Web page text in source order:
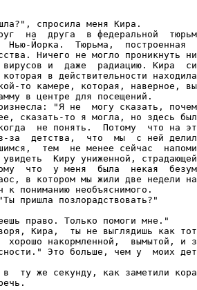
спросила меня Кира.
на  друга  в федеральной
Нью-Йорка.  Тюрьма,
Ничего не могло проникнуть
и  даже  радиацию. Кира
в действительности
то камере, которая, наверное,
в центре для посещений.
"Я не  могу сказать,
сказать-то я могла, но здесь
не понять.  Потому  что на
за  детства,  что  мы  с ней
тем  не менее сейчас
Киру униженной,
что  у меня  была  некая
в котором мы жили две недели
к пониманию необъяснимого.
пришла позлорадствовать?"
право. Только помоги мне."
Кира,  ты не выглядишь как
хорошо накормленной,  вымытой, и
Это больше, чем у  моих
ту же секунду, как заметили